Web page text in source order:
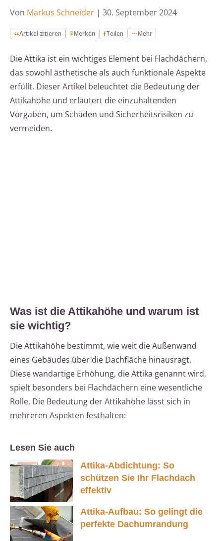
Von Markus Schneider | 30. September 2024
Artikel zitieren Merken Teilen Mehr
Die Attika ist ein wichtiges Element bei Flachdächern,
das sowohl ästhetische als auch funktionale Aspekte
erfüllt. Dieser Artikel beleuchtet die Bedeutung der
Attikahöhe und erläutert die einzuhaltenden
Vorgaben, um Schäden und Sicherheitsrisiken zu
vermeiden.
Was ist die Attikahöhe und warum ist
sie wichtig?
Die Attikahöhe bestimmt, wie weit die Außenwand
eines Gebäudes über die Dachfläche hinausragt.
Diese wandartige Erhöhung, die Attika genannt wird,
spielt besonders bei Flachdächern eine wesentliche
Rolle. Die Bedeutung der Attikahöhe lässt sich in
mehreren Aspekten festhalten:
Lesen Sie auch
Attika-Abdichtung: So
schützen Sie Ihr Flachdach
effektiv
Attika-Aufbau: So gelingt die
perfekte Dachumrandung